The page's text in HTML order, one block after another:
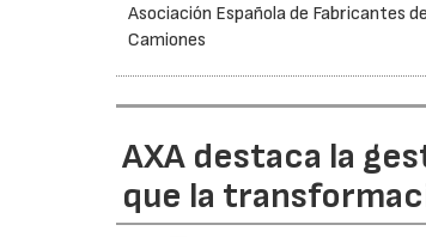
Asociación Española de Fabricantes
Camiones
AXA destaca la
que la